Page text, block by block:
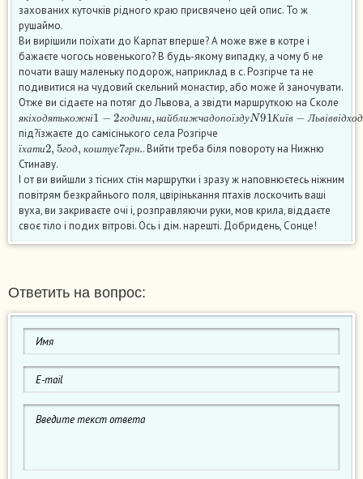
захованих куточків рідного краю присвячено цей опис. То ж
рушаймо.
Ви вирішили поїхати до Карпат вперше? А може вже в котре і
бажаєте чогось новенького? В будь-якому випадку, а чому б не
почати вашу маленьку подорож, наприклад в с. Розгірче та не
подивитися на чудовий скельний монастир, або може й заночувати.
Отже ви сідаєте на потяг до Львова, а звідти маршруткою на Сколе
якіхо дя тькожні1−2год ини,найбли ж чадопоїздуN91Київ −Львів
під?їзжаєте до самісінького села Розгірче
їхати2,5го д,к оштує7грн.
. Вийти треба біля повороту на Нижню
Стинаву.
І от ви вийшли з тісних стін маршрутки і зразу ж наповнюєтесь ніжним
повітрям безкрайнього поля, цвірінькання птахів лоскочить ваші
вуха, ви закриваєте очі і, розправляючи руки, мов крила, віддаєте
своє тіло і подих вітрові. Ось і дім. нарешті. Добридень, Сонце!
Ответить на вопрос: